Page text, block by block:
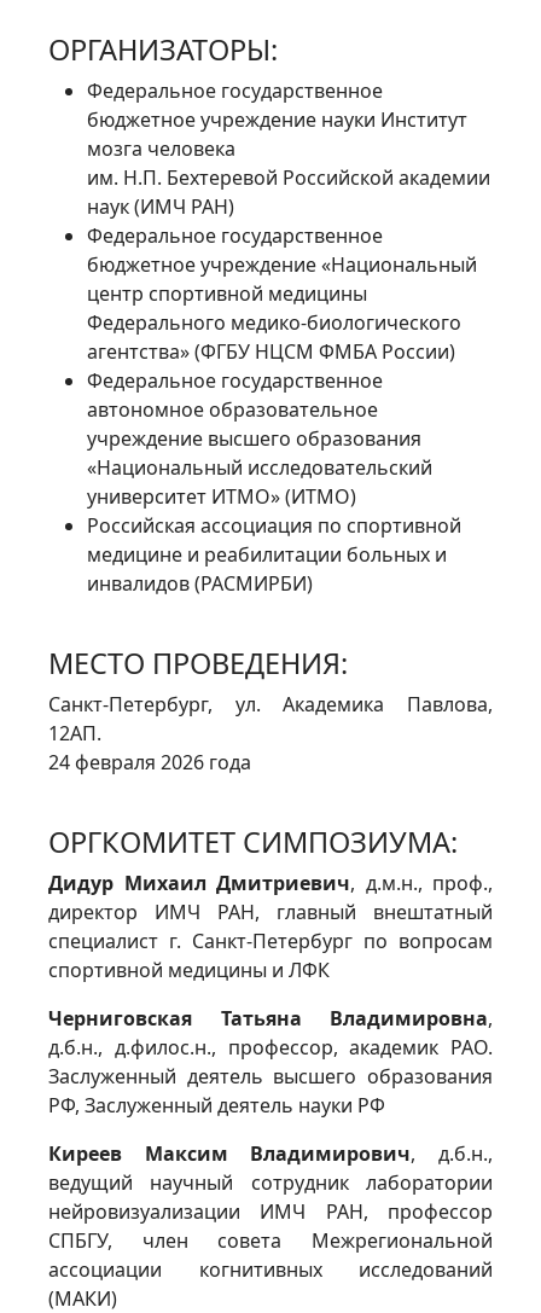
ОРГАНИЗАТОРЫ:
Федеральное государственное
бюджетное учреждение науки Институт
мозга человека
им. Н.П. Бехтеревой Российской академии
наук (ИМЧ РАН)
Федеральное государственное
бюджетное учреждение «Национальный
центр спортивной медицины
Федерального медико-биологического
агентства» (ФГБУ НЦСМ ФМБА России)
Федеральное государственное
автономное образовательное
учреждение высшего образования
«Национальный исследовательский
университет ИТМО» (ИТМО)
Российская ассоциация по спортивной
медицине и реабилитации больных и
инвалидов (РАСМИРБИ)
МЕСТО ПРОВЕДЕНИЯ:
Санкт-Петербург, ул. Академика Павлова,
12АП.
24 февраля 2026 года
ОРГКОМИТЕТ СИМПОЗИУМА:
Дидур Михаил Дмитриевич, д.м.н., проф.,
директор ИМЧ РАН, главный внештатный
специалист г. Санкт-Петербург по вопросам
спортивной медицины и ЛФК
Черниговская Татьяна Владимировна,
д.б.н., д.филос.н., профессор, академик РАО.
Заслуженный деятель высшего образования
РФ, Заслуженный деятель науки РФ
Киреев Максим Владимирович, д.б.н.,
ведущий научный сотрудник лаборатории
нейровизуализации ИМЧ РАН, профессор
СПБГУ, член совета Межрегиональной
ассоциации когнитивных исследований
(МАКИ)